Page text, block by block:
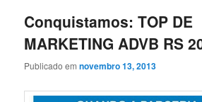
Conquistamos: TOP DE
MARKETING ADVB RS
Publicado emnovembro 13, 2013